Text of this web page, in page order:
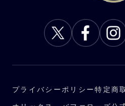
プライバシーポリシー特定商